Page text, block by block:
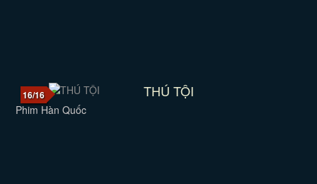
16/16 THÚ TỘI
Phim Hàn Quốc